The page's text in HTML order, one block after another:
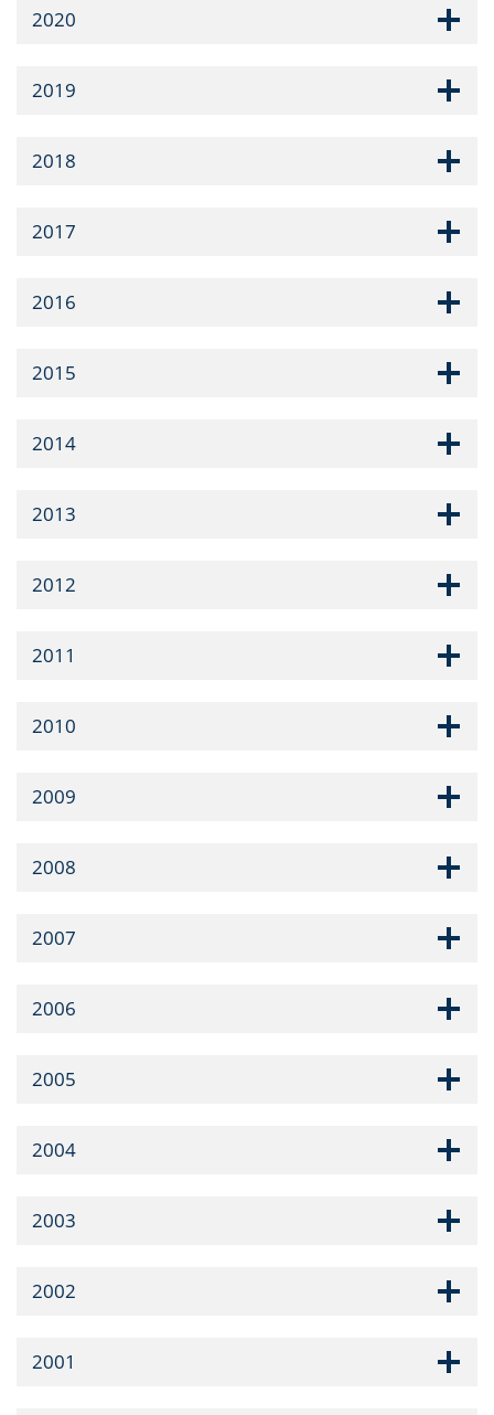
2020
2019
2018
2017
2016
2015
2014
2013
2012
2011
2010
2009
2008
2007
2006
2005
2004
2003
2002
2001